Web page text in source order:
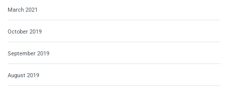
March 2021
October 2019
September 2019
August 2019